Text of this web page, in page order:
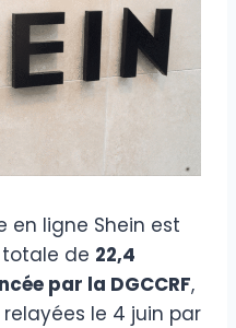
en ligne Shein est
de 22,4
par la DGCCRF,
le 4 juin par